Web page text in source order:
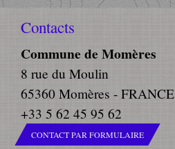
Contacts
Commune de Momères
8 rue du Moulin
65360 Momères - FRANCE
+33 5 62 45 95 62
CONTACT PAR FORMULAIRE